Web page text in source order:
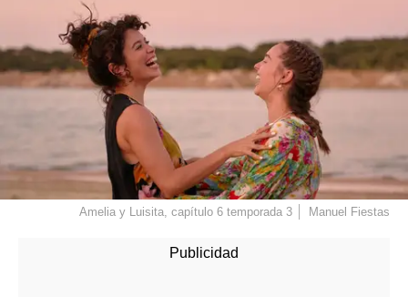
Amelia y Luisita, capítulo 6 temporada 3 Manuel Fiestas